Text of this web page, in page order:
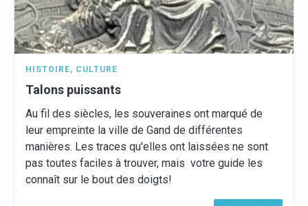
HISTOIRE, CULTURE
Talons puissants
Au fil des siècles, les souveraines ont marqué de
leur empreinte la ville de Gand de différentes
manières. Les traces qu'elles ont laissées ne sont
pas toutes faciles à trouver, mais votre guide les
connaît sur le bout des doigts!